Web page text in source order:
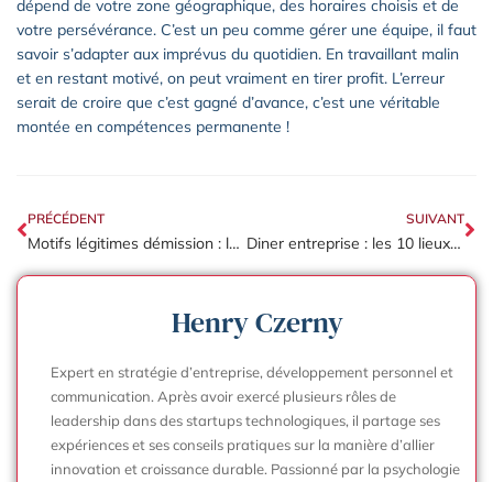
dépend de votre zone géographique, des horaires choisis et de
votre persévérance. C’est un peu comme gérer une équipe, il faut
savoir s’adapter aux imprévus du quotidien. En travaillant malin
et en restant motivé, on peut vraiment en tirer profit. L’erreur
serait de croire que c’est gagné d’avance, c’est une véritable
montée en compétences permanente !
PRÉCÉDENT
Motifs légitimes démission : les 18 cas pour percevoir l’indemnité chômage
SUIVANT
Diner entreprise : les 10 lieux insolites pour une soirée mémorable
Henry Czerny
Expert en stratégie d’entreprise, développement personnel et
communication. Après avoir exercé plusieurs rôles de
leadership dans des startups technologiques, il partage ses
expériences et ses conseils pratiques sur la manière d’allier
innovation et croissance durable. Passionné par la psychologie